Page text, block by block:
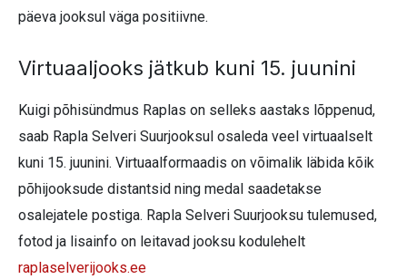
päeva jooksul väga positiivne.
Virtuaaljooks jätkub kuni 15. juunini
Kuigi põhisündmus Raplas on selleks aastaks lõppenud,
saab Rapla Selveri Suurjooksul osaleda veel virtuaalselt
kuni 15. juunini. Virtuaalformaadis on võimalik läbida kõik
põhijooksude distantsid ning medal saadetakse
osalejatele postiga. Rapla Selveri Suurjooksu tulemused,
fotod ja lisainfo on leitavad jooksu kodulehelt
raplaselverijooks.ee